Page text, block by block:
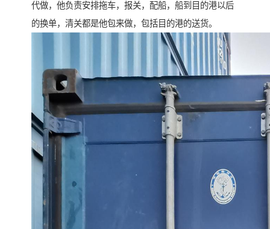
代做，他负责安排拖车，报关，配船，船到目的港以后
的换单，清关都是他包来做，包括目的港的送货。